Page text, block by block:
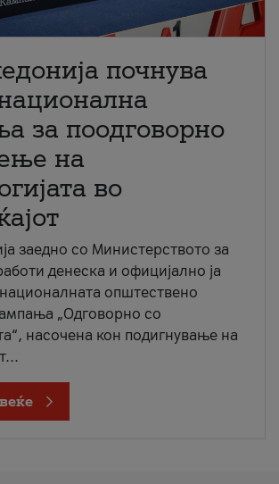
почнува
за поодговорно
на
во
заедно со Министерството за
денеска и официјално ја
националната општествено
„Одговорно со
насочена кон подигнување на